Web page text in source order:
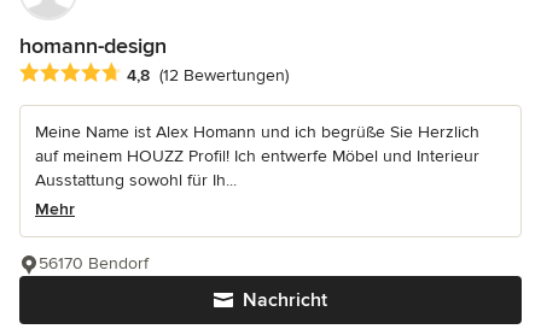
homann-design
Durchschnittliche Bewertung: 4.8 von 5 Sternen
4,8 (12 Bewertungen)
Meine Name ist Alex Homann und ich begrüße Sie Herzlich
auf meinem HOUZZ Profil! Ich entwerfe Möbel und Interieur
Ausstattung sowohl für Ih...
Mehr
Nachricht
56170 Bendorf